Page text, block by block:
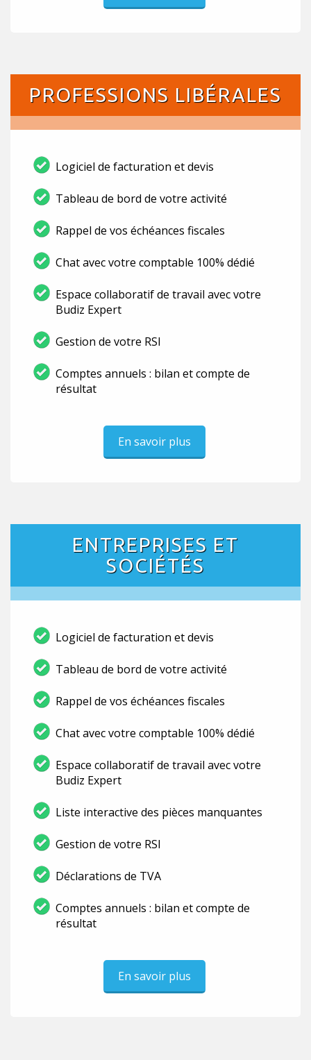
PROFESSIONS LIBÉRALES
Logiciel de facturation et devis
Tableau de bord de votre activité
Rappel de vos échéances fiscales
Chat avec votre comptable 100% dédié
Espace collaboratif de travail avec votre
Budiz Expert
Gestion de votre RSI
Comptes annuels : bilan et compte de
résultat
En savoir plus
ENTREPRISES ET
SOCIÉTÉS
Logiciel de facturation et devis
Tableau de bord de votre activité
Rappel de vos échéances fiscales
Chat avec votre comptable 100% dédié
Espace collaboratif de travail avec votre
Budiz Expert
Liste interactive des pièces manquantes
Gestion de votre RSI
Déclarations de TVA
Comptes annuels : bilan et compte de
résultat
En savoir plus